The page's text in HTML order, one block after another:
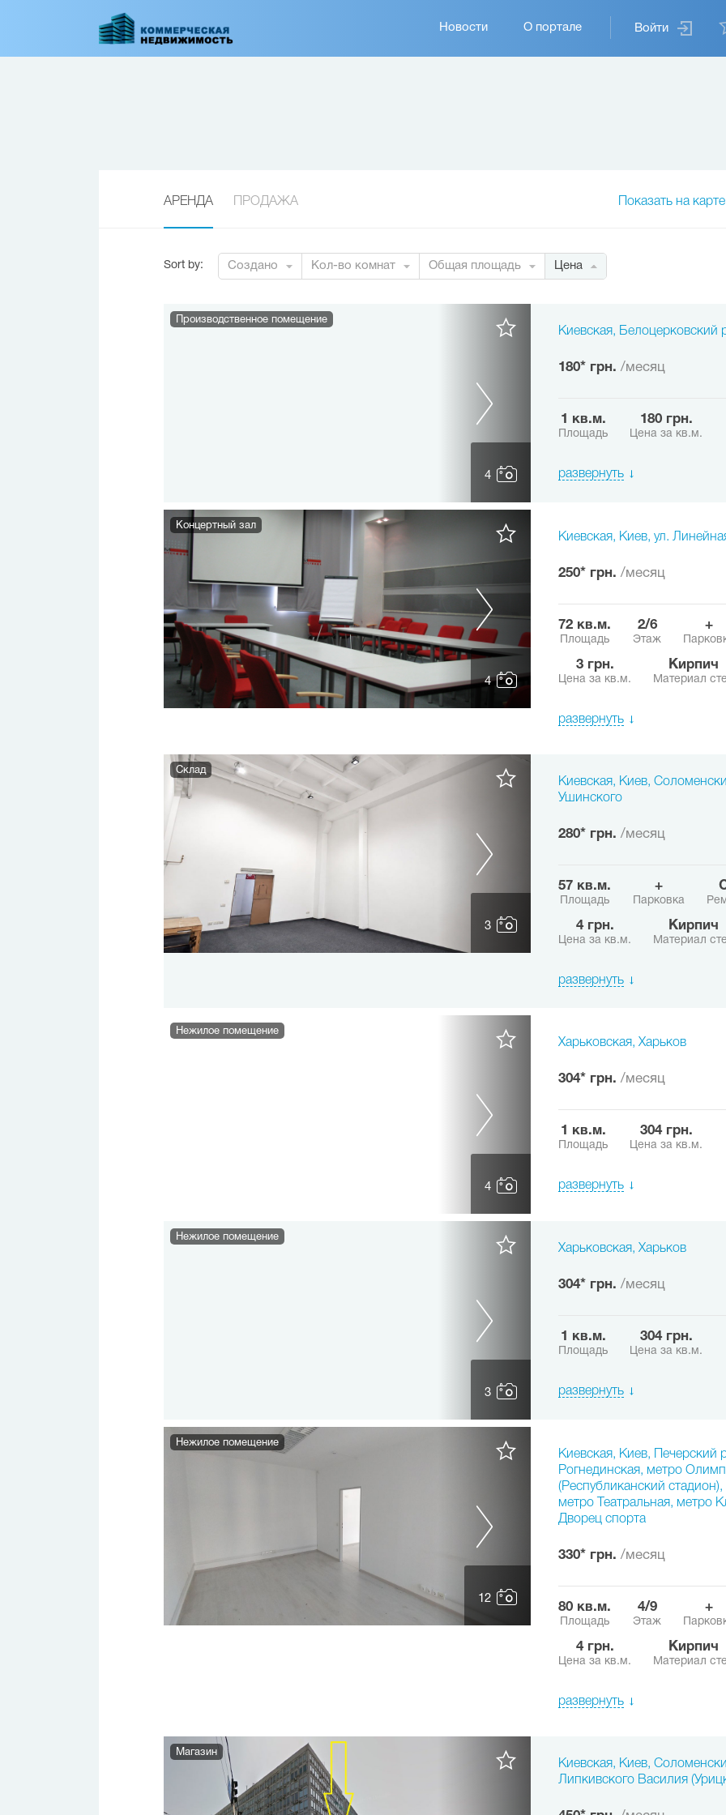
Войти
Основная
навигация
Новости О портале
АРЕНДА ПРОДАЖА Показать на карте
Sort by: Создано Кол-во комнат Общая площадь Цена
4
Производственное помещение
Киевская, Белоцерковский
180* грн. /месяц
1 кв.м.
Площадь
180 грн.
Цена за кв.м.
развернуть
4
Концертный зал
Киевская, Киев, ул.
250* грн. /месяц
72 кв.м.
Площадь
2/6
Этаж
+
3 грн.
Цена за кв.м.
Кирпич
Материал
развернуть
3
Склад
Киевская, Киев,
Ушинского
280* грн. /месяц
57 кв.м.
Площадь
+
Парковка
4 грн.
Цена за кв.м.
Кирпич
Материал
развернуть
4
Нежилое помещение
Харьковская, Харьков
304* грн. /месяц
1 кв.м.
Площадь
304 грн.
Цена за кв.м.
развернуть
3
Нежилое помещение
Харьковская, Харьков
304* грн. /месяц
1 кв.м.
Площадь
304 грн.
Цена за кв.м.
развернуть
12
Нежилое помещение
Киевская, Киев, Печерский
Рогнединская, метро
(Республиканский
метро Театральная, метро
Дворец спорта
330* грн. /месяц
80 кв.м.
Площадь
4/9
Этаж
+
4 грн.
Цена за кв.м.
Кирпич
Материал
развернуть
Магазин
Киевская, Киев,
Липкивского Василия